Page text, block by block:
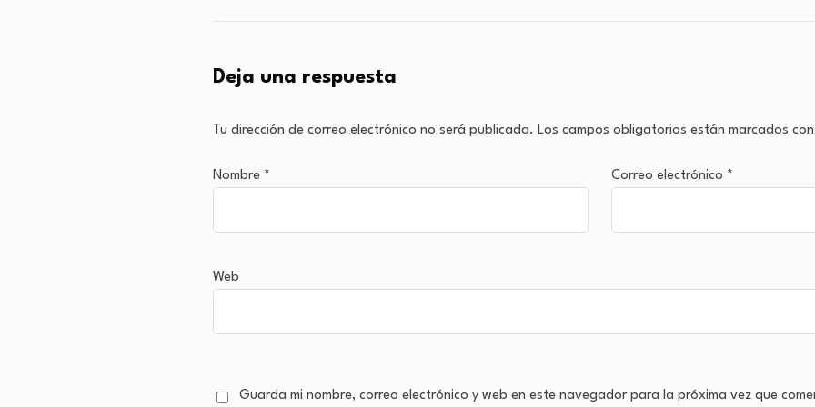
Deja una respuesta
Tu dirección de correo electrónico no será publicada. Los campos obligatorios están marcados con
Nombre * Correo electrónico *
Web
Guarda mi nombre, correo electrónico y web en este navegador para la próxima vez que